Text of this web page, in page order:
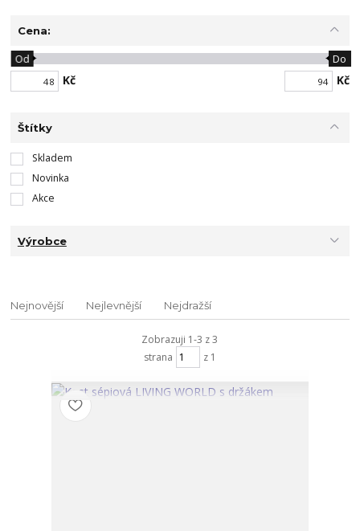
Cena:
Kč
Od Do
Kč
Štítky
Skladem
Novinka
Akce
Výrobce
Nejnovější Nejlevnější Nejdražší
Zobrazuji 1-3 z 3
strana
z 1